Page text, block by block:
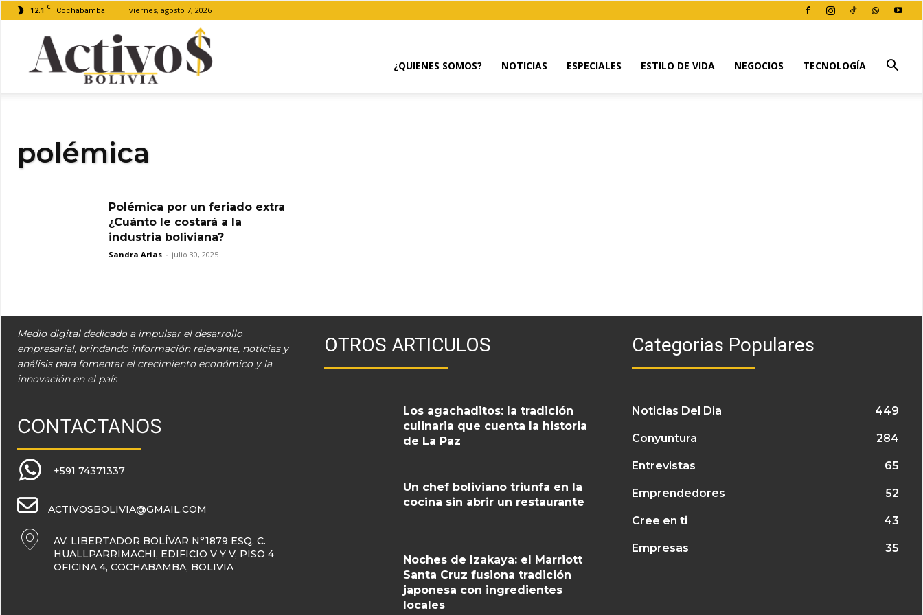
12.1 C Cochabamba viernes, agosto 7, 2026
¿QUIENES SOMOS? NOTICIAS ESPECIALES ESTILO DE VIDA NEGOCIOS TECNOLOGÍA
polémica
Polémica por un feriado extra
¿Cuánto le costará a la
industria boliviana?
Sandra Arias - julio 30, 2025
Medio digital dedicado a impulsar el desarrollo
empresarial, brindando información relevante, noticias y
análisis para fomentar el crecimiento económico y la
innovación en el país
CONTACTANOS
+591 74371337
ACTIVOSBOLIVIA@GMAIL.COM
AV. LIBERTADOR BOLÍVAR N°1879 ESQ. C.
HUALLPARRIMACHI, EDIFICIO V Y V, PISO 4
OFICINA 4, COCHABAMBA, BOLIVIA
OTROS ARTICULOS
Los agachaditos: la tradición
culinaria que cuenta la historia
de La Paz
Un chef boliviano triunfa en la
cocina sin abrir un restaurante
Noches de Izakaya: el Marriott
Santa Cruz fusiona tradición
japonesa con ingredientes
locales
Categorias Populares
Noticias Del Dia 449
Conyuntura 284
Entrevistas 65
Emprendedores 52
Cree en ti 43
Empresas 35